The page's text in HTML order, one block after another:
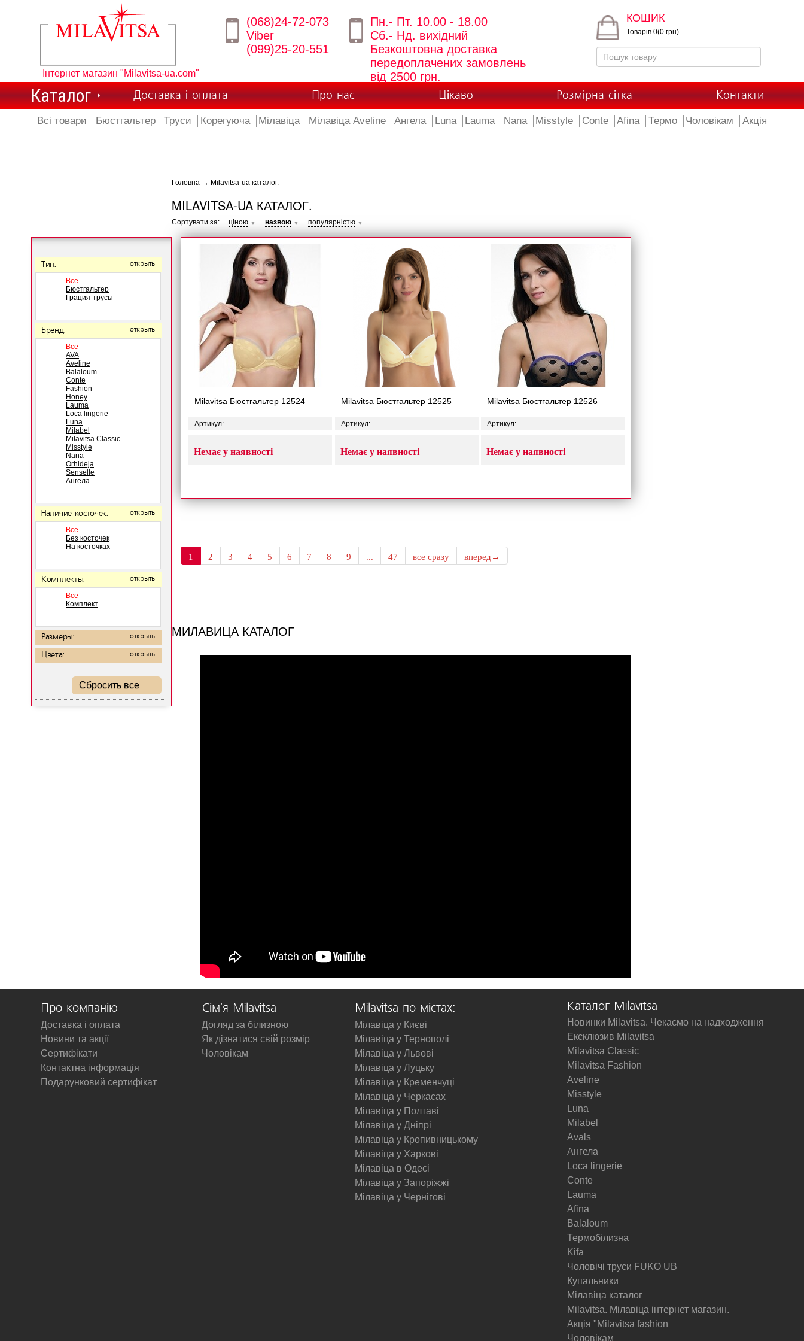
Інтернет магазин "Milavitsa-ua.com"
(068)24-72-073
Viber
(099)25-20-551
Пн.- Пт. 10.00 - 18.00
Сб.- Нд. вихідний
Безкоштовна доставка
передоплачених замовлень
від 2500 грн.
КОШИК
Товарів 0(0 грн)
Каталог Доставка і оплата Про нас Цікаво Розмірна сітка Контакти
Всі товари Бюстгальтер Труси Корегуюча Мілавіца Мілавіца Aveline Ангела Luna Lauma Nana Misstyle Conte Afina Термо Чоловікам Акція
Тип: открыть
Все
Бюстгальтер
Грация-трусы
Бренд: открыть
Все
AVA
Aveline
Balaloum
Conte
Fashion
Honey
Lauma
Loca lingerie
Luna
Milabel
Milavitsa Classic
Misstyle
Nana
Orhideja
Senselle
Ангела
Наличие косточек: открыть
Все
Без косточек
На косточках
Комплекты: открыть
Все
Комплект
Размеры: открыть
Цвета: открыть
Сбросить все
Головна → Milavitsa-ua каталог.
MILAVITSA-UA КАТАЛОГ.
Сортувати за: ціною ▼ назвою ▼ популярністю ▼
Milavitsa Бюстгальтер 12524
Артикул:
Немає у наявності
Milavitsa Бюстгальтер 12525
Артикул:
Немає у наявності
Milavitsa Бюстгальтер 12526
Артикул:
Немає у наявності
1 2 3 4 5 6 7 8 9 ... 47 все сразу вперед→
МИЛАВИЦА КАТАЛОГ
Про компанію
Доставка і оплата
Новини та акції
Сертифікати
Контактна інформація
Подарунковий сертифікат
Сім'я Milavitsa
Догляд за білизною
Як дізнатися свій розмір
Чоловікам
Milavitsa по містах:
Мілавіца у Києві
Мілавіца у Тернополі
Мілавіца у Львові
Мілавіца у Луцьку
Мілавіца у Кременчуці
Мілавіца у Черкасах
Мілавіца у Полтаві
Мілавіца у Дніпрі
Мілавіца у Кропивницькому
Мілавіца у Харкові
Мілавіца в Одесі
Мілавіца у Запоріжжі
Мілавіца у Чернігові
Каталог Milavitsa
Новинки Milavitsa. Чекаємо на надходження
Ексклюзив Milavitsa
Milavitsa Classic
Milavitsa Fashion
Aveline
Misstyle
Luna
Milabel
Avals
Ангела
Loca lingerie
Conte
Lauma
Afina
Balaloum
Термобілизна
Kifa
Чоловічі труси FUKO UB
Купальники
Мілавіца каталог
Milavitsa. Мілавіца інтернет магазин.
Акція "Milavitsa fashion
Чоловікам